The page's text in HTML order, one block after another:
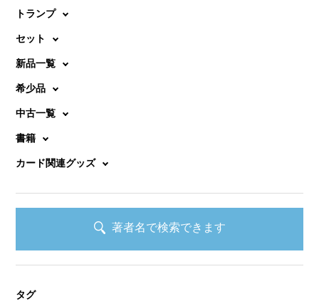
トランプ
セット
新品一覧
希少品
中古一覧
書籍
カード関連グッズ
著者名で検索できます
タグ